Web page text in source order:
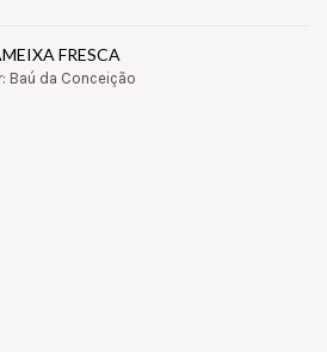
FRESCA
Baú da Conceição